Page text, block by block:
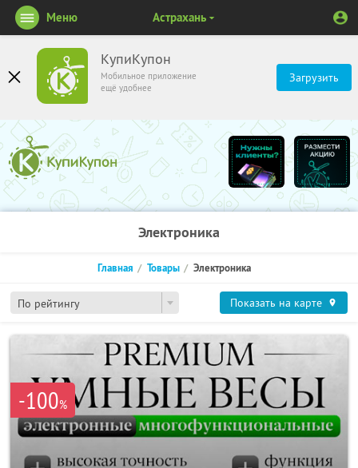
КупиКупон
Мобильное приложение
ещё удобнее
Загрузить
Меню Астрахань
Электроника
По рейтингу
Главная Товары Электроника
Показать на карте
-100%